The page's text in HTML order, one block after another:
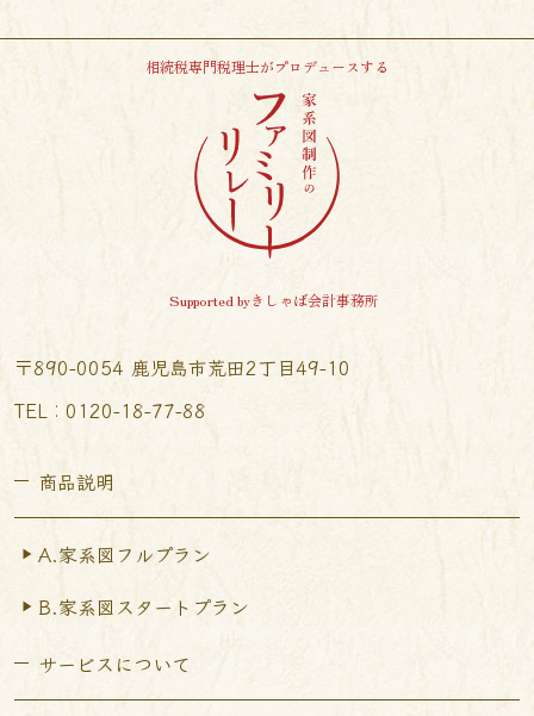
相続税専門税理士がプロデュースする
Supported byきしゃば会計事務所
〒890-0054 鹿児島市荒田2丁目49-10
TEL︰0120-18-77-88
商品説明
A.家系図フルプラン
B.家系図スタートプラン
サービスについて